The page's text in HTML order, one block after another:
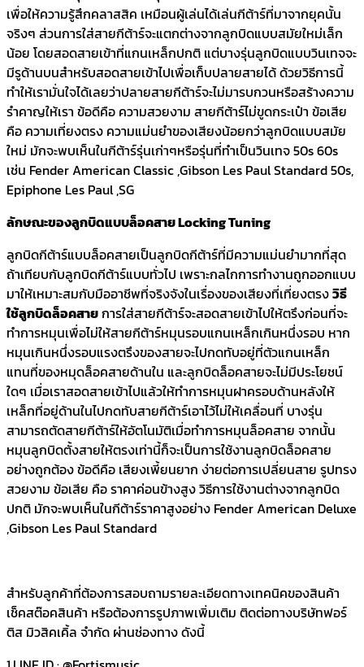
เพื่อให้ความรู้สึกคลาสสิค เหมือนผู้เล่นได้เล่นกีต้าร์ที่มาจากยุคนั้น
จริงๆ ส่วนการใส่สายกีต้าร์จะแตกต่างจากลูกบิดแบบสมัยใหม่เล็ก
น้อย โดยสอดสายเข้าที่แกนเหล็กปกติ แต่บางรุ่นลูกบิดแบบวินเทจจะ
มีรูด้านบนสำหรับสอดสายเข้าไปเพื่อเก็บปลายสายได้ ด้วยวิธีการนี้
ทำให้เรามั่นใจได้เลยว่าปลายสายกีต้าร์จะไม่มารบกวนหรือสร้างความ
รำคาญให้เรา ข้อดีคือ ความสวยงาม สายกีต้าร์ไม่ขูดกระเป๋า ข้อเสีย
คือ ความเที่ยงตรง ความแม่นยำของเสียงน้อยกว่าลูกบิดแบบสมัย
ใหม่ มักจะพบเห็นในกีต้าร์รุ่นเก่าๆหรือรุ่นที่ทำเป็นวินเทจ 50s 60s
เช่น Fender American Classic ,Gibson Les Paul Standard 50s,
Epiphone Les Paul ,SG
ลักษณะของลูกบิดแบบล็อคสาย Locking Tuning
ลูกบิดกีต้าร์แบบล็อคสายเป็นลูกบิดกีต้าร์ที่มีความแม่นยำมากที่สุด
ถ้าเทียบกับลูกบิดกีต้าร์แบบทั่วไป เพราะกลไกการทำงานถูกออกแบบ
มาให้เหมาะสมกับมืออาชีพที่จริงจังในเรื่องของเสียงที่เที่ยงตรงวิธี
ใช้ลูกบิดล็อคสายการใส่สายกีต้าร์จะสอดสายเข้าไปให้ตรึงก่อนที่จะ
ทำการหมุนเพื่อไม่ให้สายกีต้าร์หมุนรอบแกนเหล็กเกินหนึ่งรอบ หาก
หมุนเกินหนึ่งรอบแรงตรึงของสายจะไปกดทับอยู่ที่ตัวแกนเหล็ก
แทนที่ของหมุดล็อคสายด้านใน และลูกบิดล็อคสายจะไม่มีประโยชน์
ใดๆ เมื่อเราสอดสายเข้าไปแล้วให้ทำการหมุนฝาครอบด้านหลังให้
เหล็กที่อยู่ด้านในไปกดทับสายกีต้าร์เอาไว้ไม่ให้เคลื่อนที่ บางรุ่น
สามารถตัดสายกีต้าร์ให้อัตโนมัติเมื่อทำการหมุนล็อคสาย จากนั้น
หมุนลูกบิดตั้งสายให้ตรงเท่านี้ก็จะเป็นการใช้งานลูกบิดล็อคสาย
อย่างถูกต้อง ข้อดีคือ เสียงเพี้ยนยาก ง่ายต่อการเปลี่ยนสาย รูปทรง
สวยงาม ข้อเสีย คือ ราคาค่อนข้างสูง วิธีการใช้งานต่างจากลูกบิด
ปกติ มักจะพบเห็นในกีต้าร์ราคาสูงอย่าง Fender American Deluxe
,Gibson Les Paul Standard
สำหรับลูกค้าที่ต้องการสอบถามรายละเอียดทางเทคนิคของสินค้า
เช็คสต๊อคสินค้า หรือต้องการรูปภาพเพิ่มเติม ติดต่อทางบริษัทฟอร์
ติส มิวสิคเคิ้ล จำกัด ผ่านช่องทาง ดังนี้